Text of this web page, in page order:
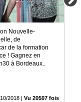
Nouvelle-
de
de la formation
! Gagnez en
à Bordeaux..
2018 Vu 20507 fois